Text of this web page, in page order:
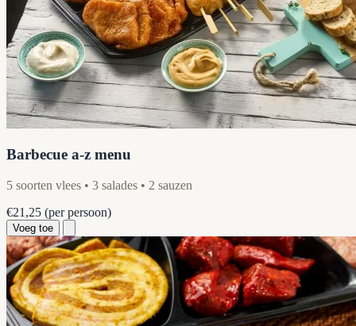
Barbecue a-z menu
5 soorten vlees • 3 salades • 2 sauzen
€21,25 (per persoon)
Voeg toe